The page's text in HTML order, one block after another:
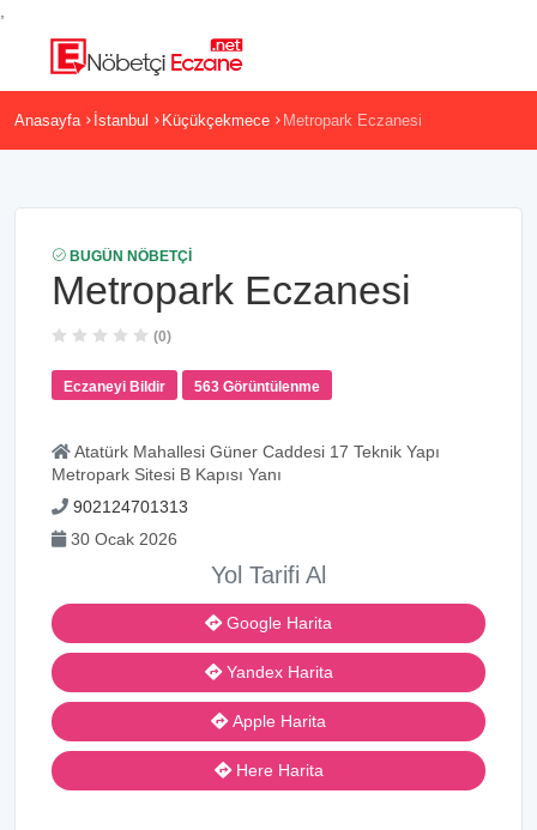
Anasayfa İstanbul Küçükçekmece Metropark Eczanesi
BUGÜN NÖBETÇI
Metropark Eczanesi
(0)
Eczaneyi Bildir 563 Görüntülenme
Atatürk Mahallesi Güner Caddesi 17 Teknik Yapı
Metropark Sitesi B Kapısı Yanı
902124701313
30 Ocak 2026
Yol Tarifi Al
Google Harita
Yandex Harita
Apple Harita
Here Harita